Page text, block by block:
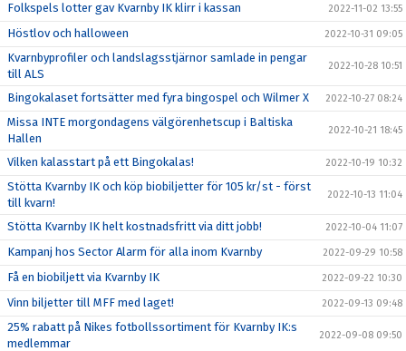
Folkspels lotter gav Kvarnby IK klirr i kassan 2022-11-02 13:55
Höstlov och halloween 2022-10-31 09:05
Kvarnbyprofiler och landslagsstjärnor samlade in pengar
till ALS
2022-10-28 10:51
Bingokalaset fortsätter med fyra bingospel och Wilmer X 2022-10-27 08:24
Missa INTE morgondagens välgörenhetscup i Baltiska
Hallen
2022-10-21 18:45
Vilken kalasstart på ett Bingokalas! 2022-10-19 10:32
Stötta Kvarnby IK och köp biobiljetter för 105 kr/st - först
till kvarn!
2022-10-13 11:04
Stötta Kvarnby IK helt kostnadsfritt via ditt jobb! 2022-10-04 11:07
Kampanj hos Sector Alarm för alla inom Kvarnby 2022-09-29 10:58
Få en biobiljett via Kvarnby IK 2022-09-22 10:30
Vinn biljetter till MFF med laget! 2022-09-13 09:48
25% rabatt på Nikes fotbollssortiment för Kvarnby IK:s
medlemmar
2022-09-08 09:50